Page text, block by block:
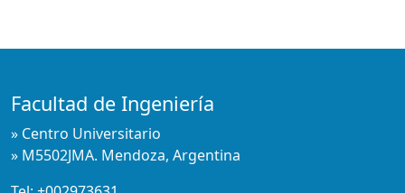
Facultad de Ingeniería
» Centro Universitario
» M5502JMA. Mendoza, Argentina